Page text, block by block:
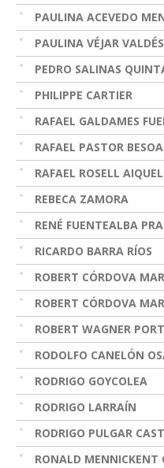
PAULINA ACEVEDO
PAULINA VÉJAR VALDÉS
PEDRO SALINAS
PHILIPPE CARTIER
RAFAEL GALDAMES
RAFAEL PASTOR
RAFAEL ROSELL AIQUEL
REBECA ZAMORA
RENÉ FUENTEALBA
RICARDO BARRA RÍOS
ROBERT CÓRDOVA
ROBERT CÓRDOVA
ROBERT WAGNER
RODOLFO CANELÓN
RODRIGO GOYCOLEA
RODRIGO LARRAÍN
RODRIGO PULGAR
RONALD MENNICKENT